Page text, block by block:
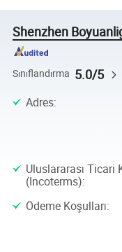
Shenzhen
Sınıflandırma 5.0/5
Adres:
Uluslararası Ticari
(Incoterms):
Ödeme Koşulları: